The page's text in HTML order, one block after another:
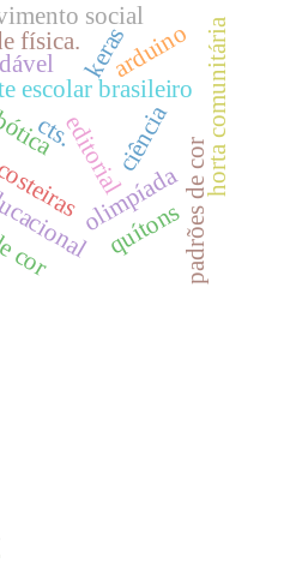
editorial
olimpíada
escolar brasileiro
padrões de cor
quítons
keras
social
física.
cts. horta comunitária
ciência
arduino